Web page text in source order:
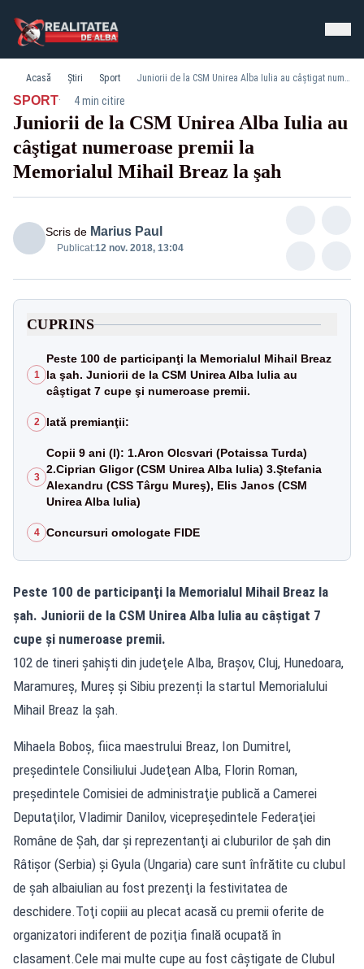
Acasă Știri Sport Juniorii de la CSM Unirea Alba Iulia au câştigat numeroase premii la Memorialul Mihail Breaz la şah
SPORT· 4 min citire
Juniorii de la CSM Unirea Alba Iulia au
câştigat numeroase premii la
Memorialul Mihail Breaz la şah
2 Cupe si medalii
Scris de Marius Paul
Publicat:12 nov. 2018, 13:04
CUPRINS
1
Peste 100 de participanţi la Memorialul Mihail Breaz
la şah. Juniorii de la CSM Unirea Alba Iulia au
câştigat 7 cupe şi numeroase premii.
2 Iată premianţii:
3
Copii 9 ani (I): 1.Aron Olcsvari (Potaissa Turda)
2.Ciprian Gligor (CSM Unirea Alba Iulia) 3.Ştefania
Alexandru (CSS Târgu Mureş), Elis Janos (CSM
Unirea Alba Iulia)
4 Concursuri omologate FIDE
Peste 100 de participanţi la Memorialul Mihail Breaz la
şah. Juniorii de la CSM Unirea Alba Iulia au câştigat 7
cupe şi numeroase premii.
102 de tineri şahişti din judeţele Alba, Braşov, Cluj, Hunedoara,
Maramureş, Mureş şi Sibiu prezenți la startul Memorialului
Mihail Breaz la șah.
Mihaela Boboş, fiica maestrului Breaz, Ion Dumitrel,
preşedintele Consiliului Judeţean Alba, Florin Roman,
preşedintele Comisiei de administraţie publică a Camerei
Deputaţilor, Vladimir Danilov, vicepreşedintele Federaţiei
Române de Şah, dar şi reprezentanţi ai cluburilor de şah din
Râtişor (Serbia) şi Gyula (Ungaria) care sunt înfrătite cu clubul
de şah albaiulian au fost prezenţi la festivitatea de
deschidere.Toţi copiii au plecat acasă cu premii oferite de
organizatori indiferent de poziţia finală ocupată în
clasament.Cele mai multe cupe au fost câştigate de Clubul